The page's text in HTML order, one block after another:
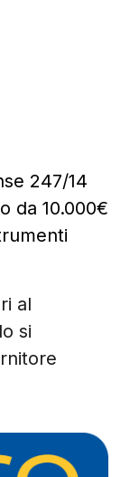
247/14
da 10.000€
al
si